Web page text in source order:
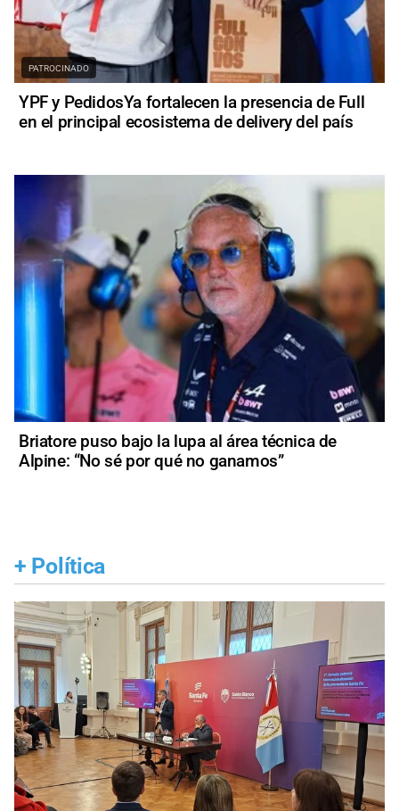
PATROCINADO
YPF y PedidosYa fortalecen la presencia de Full
en el principal ecosistema de delivery del país
Briatore puso bajo la lupa al área técnica de
Alpine: “No sé por qué no ganamos”
+ Política